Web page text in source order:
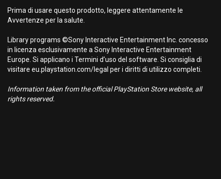
Prima di usare questo prodotto, leggere attentamente le
Avvertenze per la salute.
Library programs ©Sony Interactive Entertainment Inc. concesso
in licenza esclusivamente a Sony Interactive Entertainment
Europe. Si applicano i Termini d’uso del software. Si consiglia di
visitare eu.playstation.com/legal per i diritti di utilizzo completi.
Information taken from the official PlayStation Store website, all
rights reserved.